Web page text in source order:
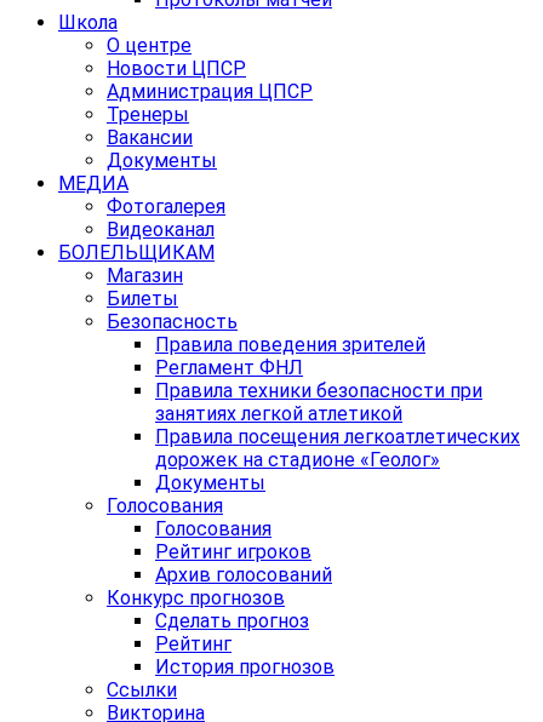
Школа
О центре
Новости ЦПСР
Администрация ЦПСР
Тренеры
Вакансии
Документы
МЕДИА
Фотогалерея
Видеоканал
БОЛЕЛЬЩИКАМ
Магазин
Билеты
Безопасность
Правила поведения зрителей
Регламент ФНЛ
Правила техники безопасности при
занятиях легкой атлетикой
Правила посещения легкоатлетических
дорожек на стадионе «Геолог»
Документы
Голосования
Голосования
Рейтинг игроков
Архив голосований
Конкурс прогнозов
Сделать прогноз
Рейтинг
История прогнозов
Ссылки
Викторина